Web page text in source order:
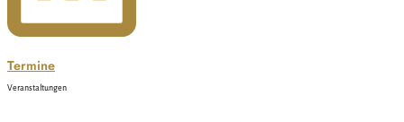
Termine
Veranstaltungen